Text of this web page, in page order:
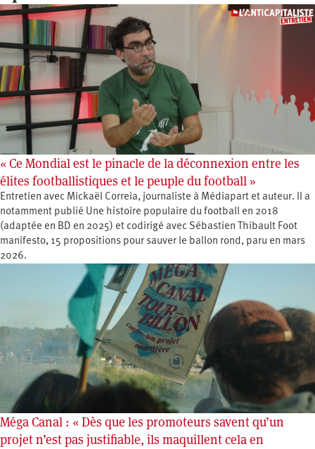
« Ce Mondial est le pinacle de la déconnexion entre les
élites footballistiques et le peuple du football »
Entretien avec Mickaël Correia, journaliste à Médiapart et auteur. Il a
notamment publié Une histoire populaire du football en 2018
(adaptée en BD en 2025) et codirigé avec Sébastien Thibault Foot
manifesto, 15 propositions pour sauver le ballon rond, paru en mars
2026.
Méga Canal : « Dès que les promoteurs savent qu’un
projet n’est pas justifiable, ils maquillent cela en